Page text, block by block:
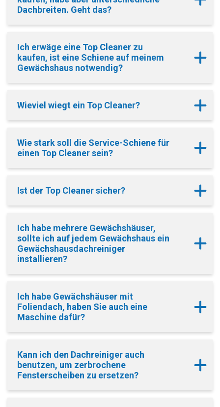
Dachbreiten. Geht das?
Ich erwäge eine Top Cleaner zu
kaufen, ist eine Schiene auf meinem
Gewächshaus notwendig?
Wieviel wiegt ein Top Cleaner?
Wie stark soll die Service-Schiene für
einen Top Cleaner sein?
Ist der Top Cleaner sicher?
Ich habe mehrere Gewächshäuser,
sollte ich auf jedem Gewächshaus ein
Gewächshausdachreiniger
installieren?
Ich habe Gewächshäuser mit
Foliendach, haben Sie auch eine
Maschine dafür?
Kann ich den Dachreiniger auch
benutzen, um zerbrochene
Fensterscheiben zu ersetzen?